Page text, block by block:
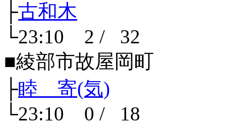
├古和木
└23:10 2 / 32
■綾部市故屋岡町
├睦 寄(気)
└23:10 0 / 18